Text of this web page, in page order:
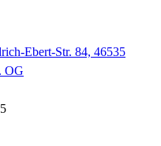
Ebert-Str. 84, 46535
OG